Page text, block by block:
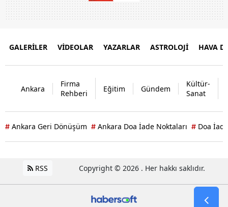
GALERİLER VİDEOLAR YAZARLAR ASTROLOJİ HAVA
Ankara
Firma
Rehberi
Eğitim Gündem
Kültür-
Sanat
# Ankara Geri Dönüşüm # Ankara Doa İade Noktaları # Doa
RSS Copyright © 2026 . Her hakkı saklıdır.